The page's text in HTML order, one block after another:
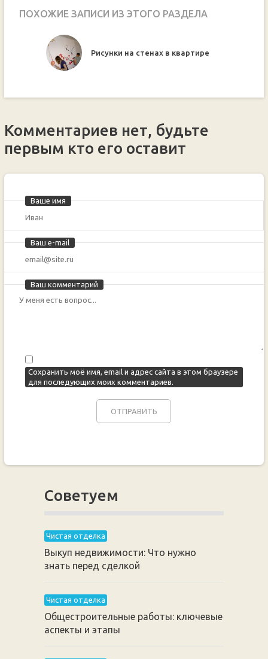
ПОХОЖИЕ ЗАПИСИ ИЗ ЭТОГО РАЗДЕЛА
Рисунки на стенах в квартире
Комментариев нет, будьте
первым кто его оставит
Ваше имя
Ваш e-mail
Ваш комментарий
Сохранить моё имя, email и адрес сайта в этом браузере
для последующих моих комментариев.
Советуем
Чистая отделка
Выкуп недвижимости: Что нужно
знать перед сделкой
Чистая отделка
Общестроительные работы: ключевые
аспекты и этапы